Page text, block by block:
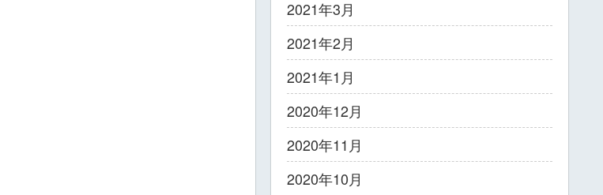
2021年3月
2021年2月
2021年1月
2020年12月
2020年11月
2020年10月